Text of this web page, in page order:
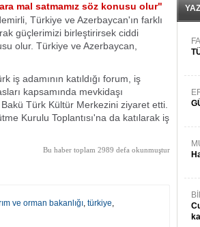
mal satmamız söz konusu olur"
Türkiye ve Azerbaycan'ın farklı
güçlerimizi birleştirirsek ciddi
olur. Türkiye ve Azerbaycan,
iş adamının katıldığı forum, iş
kapsamında mevkidaşı
Türk Kültür Merkezini ziyaret etti.
Kurulu Toplantısı'na da katılarak iş
Bu haber toplam 2989 defa okunmuştur
ve orman bakanlığı, türkiye,